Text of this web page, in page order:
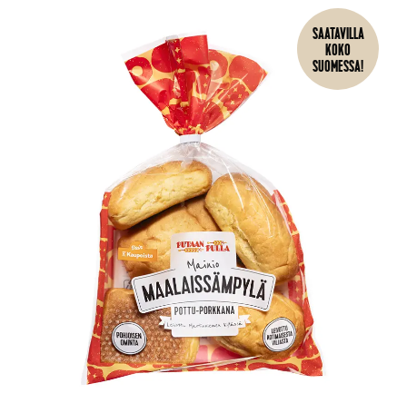
SAATAVILLA
KOKO
SUOMESSA!